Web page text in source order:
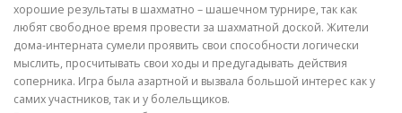
хорошие результаты в шахматно – шашечном турнире, так как
любят свободное время провести за шахматной доской. Жители
дома-интерната сумели проявить свои способности логически
мыслить, просчитывать свои ходы и предугадывать действия
соперника. Игра была азартной и вызвала большой интерес как у
самих участников, так и у болельщиков.